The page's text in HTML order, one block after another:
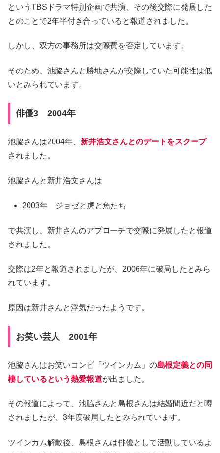
というTBSドラマ特別企画で共演、その後交際に発展した
とのことで2年半付き合っていると報道されました。
しかし、双方の事務所は交際費を否定しています。
そのため、池脇さんと勝地さんが交際していた可能性は低
いとみられています。
俳優3 2004年
池脇さんは2004年、 新井浩文さんとのデートをスクープ
されました。
池脇さんと新井浩文さんは
2003年 ジョゼと虎と魚たち
で共演し、新井さんのアプローチで交際に発展したと報道
されました。
交際は2年と報道されましたが、2006年に破局したとみら
れています。
原因は新井さんと浮気だったようです。
お笑い芸人 2001年
池脇さんはお笑いコンビ「ツインカム」の島根定義との同
棲しているという熱愛報道が出ました。
その報道によって、池脇さんと島根さんは結婚間近だと噂
されましたが、3年度破局したとみられています。
ツインカム解散後、島根さんは俳優として活動しているよ